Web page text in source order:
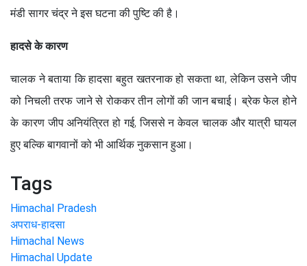
मंडी सागर चंद्र ने इस घटना की पुष्टि की है।
हादसे के कारण
चालक ने बताया कि हादसा बहुत खतरनाक हो सकता था, लेकिन उसने जीप
को निचली तरफ जाने से रोककर तीन लोगों की जान बचाई। ब्रेक फेल होने
के कारण जीप अनियंत्रित हो गई, जिससे न केवल चालक और यात्री घायल
हुए बल्कि बागवानों को भी आर्थिक नुकसान हुआ।
Tags
Himachal Pradesh
अपराध-हादसा
Himachal News
Himachal Update